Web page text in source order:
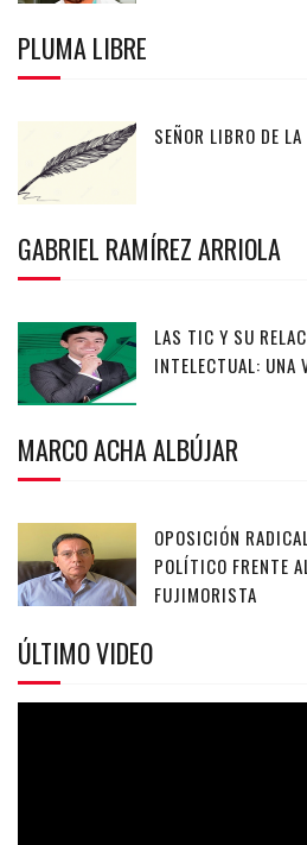
PLUMA LIBRE
SEÑOR LIBRO DE
GABRIEL RAMÍREZ ARRIOLA
LAS TIC Y SU
INTELECTUAL:
MARCO ACHA ALBÚJAR
OPOSICIÓN
POLÍTICO FRENTE
FUJIMORISTA
ÚLTIMO VIDEO